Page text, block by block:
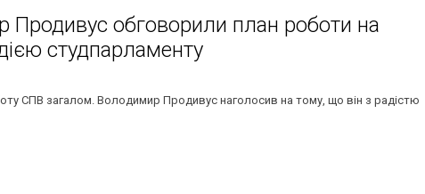
Продивус обговорили план роботи на
студпарламенту
СПВ загалом. Володимир Продивус наголосив на тому, що він з радістю